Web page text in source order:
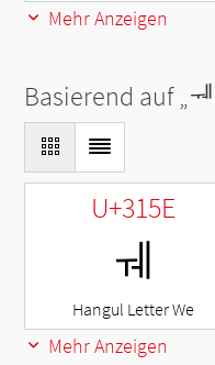
Mehr Anzeigen
Basierend auf „ᅰ
U+315E
ㅞ
Hangul Letter We
Mehr Anzeigen